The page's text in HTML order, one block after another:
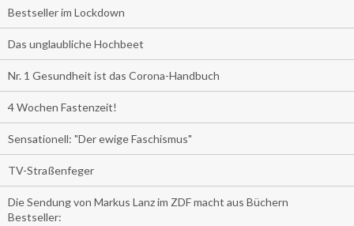
Bestseller im Lockdown
Das unglaubliche Hochbeet
Nr. 1 Gesundheit ist das Corona-Handbuch
4 Wochen Fastenzeit!
Sensationell: "Der ewige Faschismus"
TV-Straßenfeger
Die Sendung von Markus Lanz im ZDF macht aus Büchern
Bestseller: